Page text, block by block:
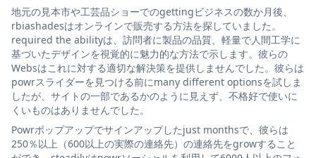
地元の見本市や工芸品ショーでのgettingビジネスの数か月後、
rbiashadesはオンラインで販売する方法を探していました。
required the abilityは、訪問者に製品の品質、軽量で人間工学に
基づいたデザインを視覚的に魅力的な方法で示します。彼らの
Websはこれに対する適切な解決策を提供しませんでした。彼らは
powrスライダーを見つける前にmany different optionsを試しま
したが、サイトの一部であるかのように見えず、不格好で使いに
くいものはありませんでした。
Powrポップアップでサインアップしたjust monthsで、彼らは
250％以上（600以上の実際の連絡先）の連絡先をgrowすること